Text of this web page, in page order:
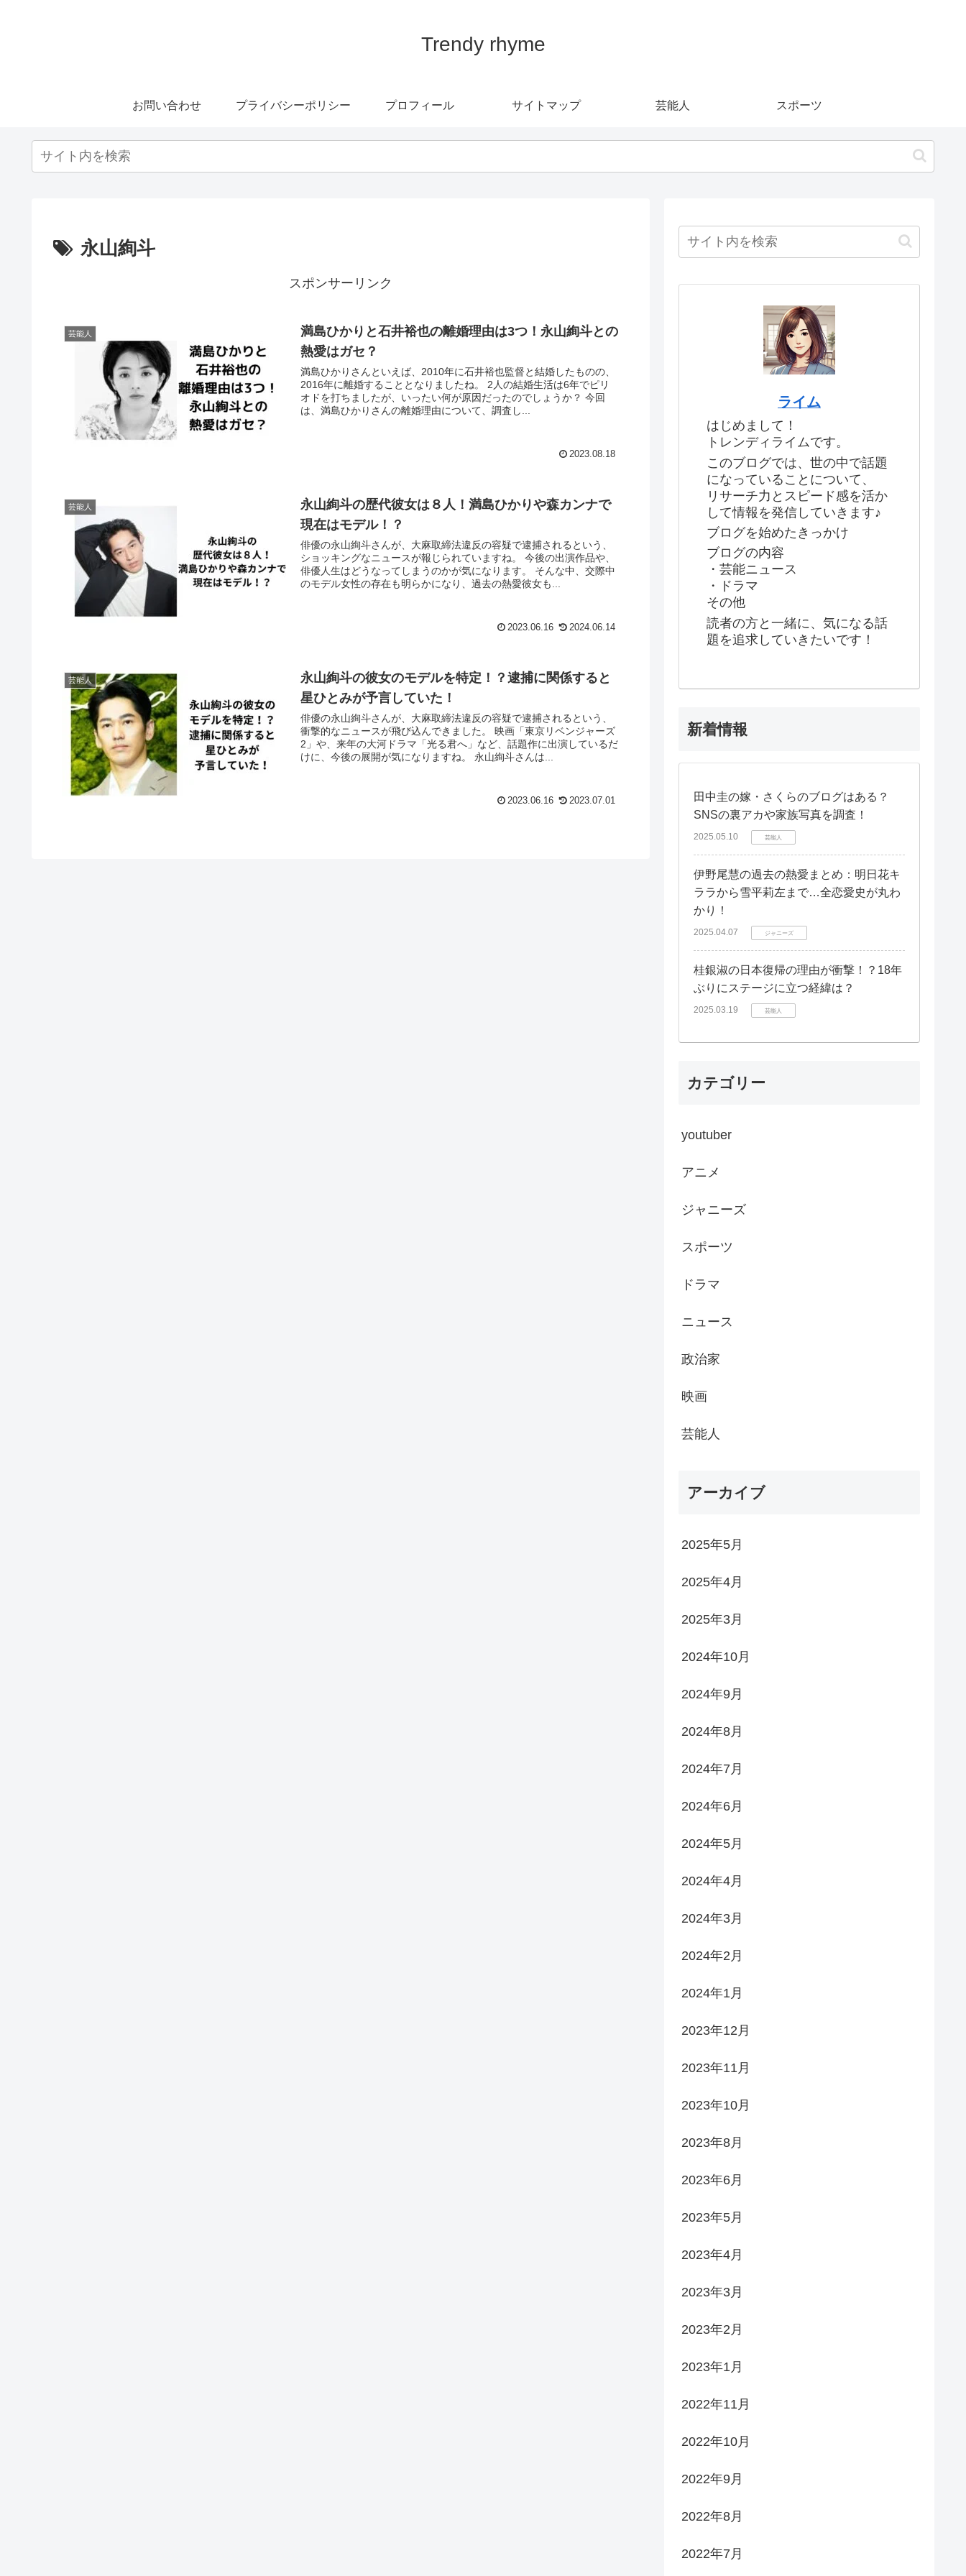
Trendy rhyme
お問い合わせ プライバシーポリシー プロフィール サイトマップ 芸能人 スポーツ
永山絢斗
スポンサーリンク
芸能人
満島ひかりと石井裕也の離婚理由は3つ！永山絢斗との
熱愛はガセ？
満島ひかりさんといえば、2010年に石井裕也監督と結婚したものの、
2016年に離婚することとなりましたね。 2人の結婚生活は6年でピリ
オドを打ちましたが、いったい何が原因だったのでしょうか？ 今回
は、満島ひかりさんの離婚理由について、調査し...
2023.08.18
芸能人
永山絢斗の歴代彼女は８人！満島ひかりや森カンナで
現在はモデル！？
俳優の永山絢斗さんが、大麻取締法違反の容疑で逮捕されるという、
ショッキングなニュースが報じられていますね。 今後の出演作品や、
俳優人生はどうなってしまうのかが気になります。 そんな中、交際中
のモデル女性の存在も明らかになり、過去の熱愛彼女も...
2023.06.16 2024.06.14
芸能人
永山絢斗の彼女のモデルを特定！？逮捕に関係すると
星ひとみが予言していた！
俳優の永山絢斗さんが、大麻取締法違反の容疑で逮捕されるという、
衝撃的なニュースが飛び込んできました。 映画「東京リベンジャーズ
2」や、来年の大河ドラマ「光る君へ」など、話題作に出演しているだ
けに、今後の展開が気になりますね。 永山絢斗さんは...
2023.06.16 2023.07.01
ライム
はじめまして！
トレンディライムです。
このブログでは、世の中で話題
になっていることについて、
リサーチ力とスピード感を活か
して情報を発信していきます♪
ブログを始めたきっかけ
ブログの内容
・芸能ニュース
・ドラマ
その他
読者の方と一緒に、気になる話
題を追求していきたいです！
新着情報
田中圭の嫁・さくらのブログはある？
SNSの裏アカや家族写真を調査！
2025.05.10 芸能人
伊野尾慧の過去の熱愛まとめ：明日花キ
ララから雪平莉左まで…全恋愛史が丸わ
かり！
2025.04.07 ジャニーズ
桂銀淑の日本復帰の理由が衝撃！？18年
ぶりにステージに立つ経緯は？
2025.03.19 芸能人
カテゴリー
youtuber
アニメ
ジャニーズ
スポーツ
ドラマ
ニュース
政治家
映画
芸能人
アーカイブ
2025年5月
2025年4月
2025年3月
2024年10月
2024年9月
2024年8月
2024年7月
2024年6月
2024年5月
2024年4月
2024年3月
2024年2月
2024年1月
2023年12月
2023年11月
2023年10月
2023年8月
2023年6月
2023年5月
2023年4月
2023年3月
2023年2月
2023年1月
2022年11月
2022年10月
2022年9月
2022年8月
2022年7月